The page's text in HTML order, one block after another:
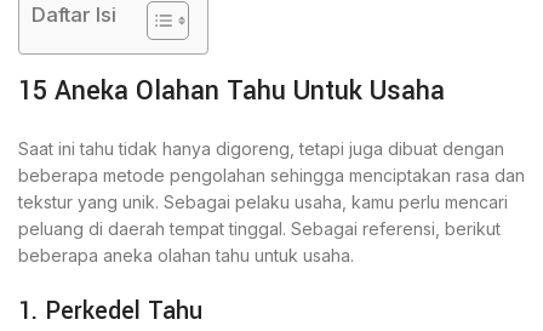
Daftar Isi
15 Aneka Olahan Tahu Untuk Usaha
Saat ini tahu tidak hanya digoreng, tetapi juga dibuat dengan
beberapa metode pengolahan sehingga menciptakan rasa dan
tekstur yang unik. Sebagai pelaku usaha, kamu perlu mencari
peluang di daerah tempat tinggal. Sebagai referensi, berikut
beberapa aneka olahan tahu untuk usaha.
1. Perkedel Tahu